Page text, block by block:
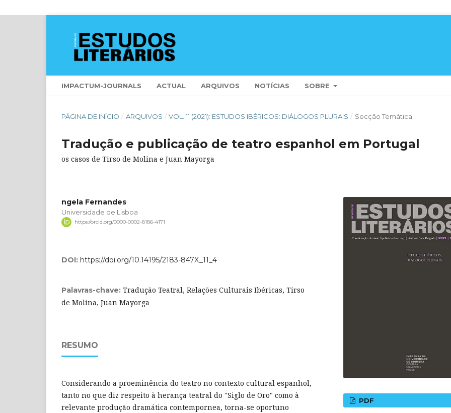
IMPACTUM-JOURNALS ACTUAL ARQUIVOS NOTÍCIAS SOBRE
PÁGINA DE INÍCIO / ARQUIVOS / VOL. 11 (2021): ESTUDOS IBÉRICOS: DIÁLOGOS PLURAIS / Secção Temática
Tradução e publicação de teatro espanhol em Portugal
os casos de Tirso de Molina e Juan Mayorga
ngela Fernandes
Universidade de Lisboa
https://orcid.org/0000-0002-8186-4171
DOI: https://doi.org/10.14195/2183-847X_11_4
Palavras-chave: Tradução Teatral, Relações Culturais Ibéricas, Tirso
de Molina, Juan Mayorga
RESUMO
Considerando a proeminência do teatro no contexto cultural espanhol,
tanto no que diz respeito à herança teatral do "Siglo de Oro" como à
relevante produção dramática contempornea, torna-se oportuno
PDF